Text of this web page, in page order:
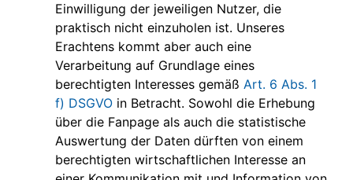
Einwilligung der jeweiligen Nutzer, die
praktisch nicht einzuholen ist. Unseres
Erachtens kommt aber auch eine
Verarbeitung auf Grundlage eines
berechtigten Interesses gemäß Art. 6 Abs. 1
f) DSGVO in Betracht. Sowohl die Erhebung
über die Fanpage als auch die statistische
Auswertung der Daten dürften von einem
berechtigten wirtschaftlichen Interesse an